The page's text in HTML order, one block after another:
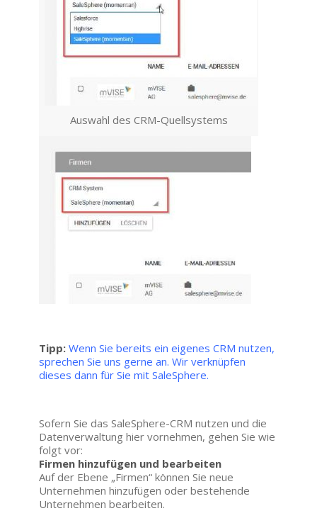
Auswahl des CRM-Quellsystems
Tipp: Wenn Sie bereits ein eigenes CRM nutzen,
sprechen Sie uns gerne an. Wir verknüpfen
dieses dann für Sie mit SaleSphere.
Sofern Sie das SaleSphere-CRM nutzen und die
Datenverwaltung hier vornehmen, gehen Sie wie
folgt vor:
Firmen hinzufügen und bearbeiten
Auf der Ebene „Firmen“ können Sie neue
Unternehmen hinzufügen oder bestehende
Unternehmen bearbeiten.